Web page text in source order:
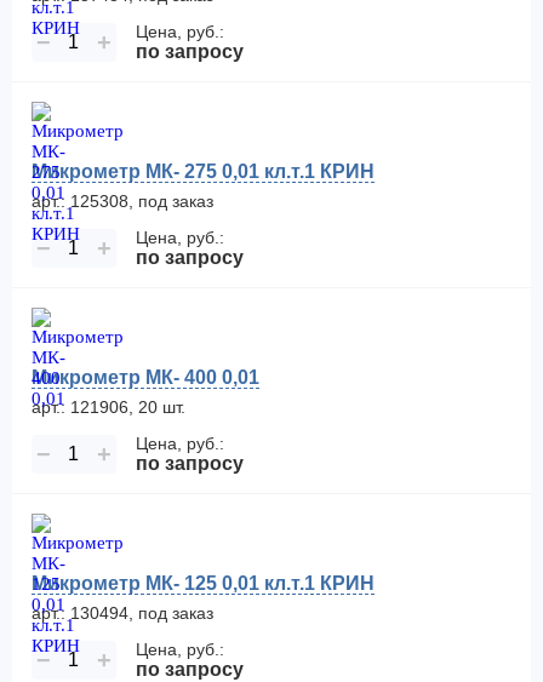
− + Цена, руб.:
по запросу
Микрометр МК- 275 0,01 кл.т.1 КРИН
арт.: 125308, под заказ
− + Цена, руб.:
по запросу
Микрометр МК- 400 0,01
арт.: 121906, 20 шт.
− + Цена, руб.:
по запросу
Микрометр МК- 125 0,01 кл.т.1 КРИН
арт.: 130494, под заказ
− + Цена, руб.:
по запросу